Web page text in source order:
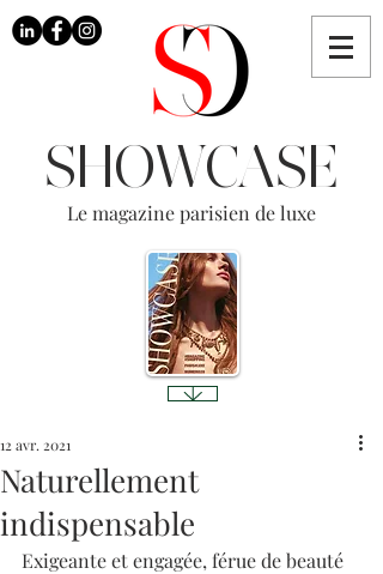
SHOWCASE
Le magazine parisien de luxe
Naturellement
indispensable
12 avr. 2021
Exigeante et engagée, férue de beauté